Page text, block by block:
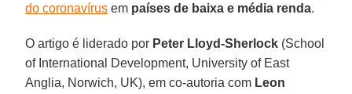
do coronavírus em países de baixa e média renda.
O artigo é liderado por Peter Lloyd-Sherlock (School
of International Development, University of East
Anglia, Norwich, UK), em co-autoria com Leon